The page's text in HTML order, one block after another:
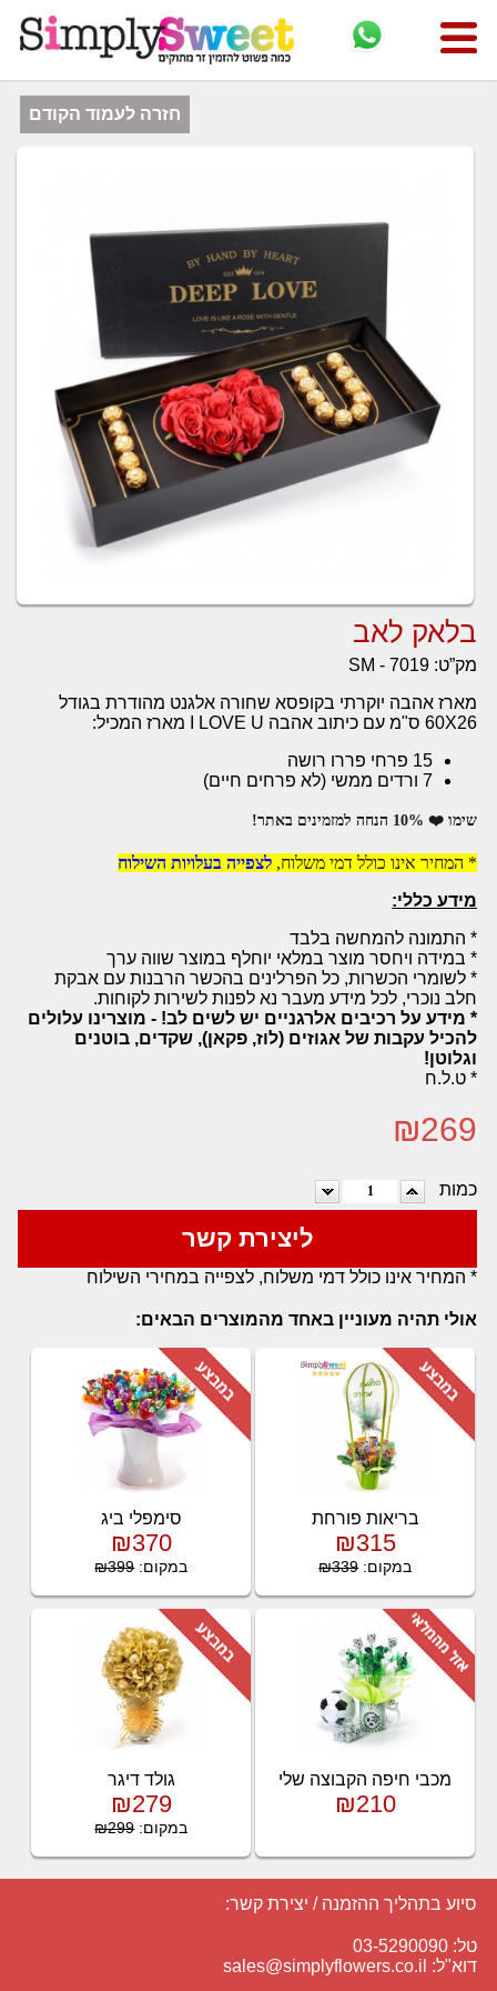
חזרה לעמוד הקודם
בלאק לאב
מק”ט: SM - 7019
מארז אהבה יוקרתי בקופסא שחורה אלגנט מהודרת בגודל
60X26 ס"מ עם כיתוב אהבה I LOVE U מארז המכיל:
15 פרחי פררו רושה
7 ורדים ממשי (לא פרחים חיים)
שימו ❤️ 10% הנחה למזמינים באתר!
* המחיר אינו כולל דמי משלוח, לצפייה בעלויות השילוח
מידע כללי:
* התמונה להמחשה בלבד
* במידה ויחסר מוצר במלאי יוחלף במוצר שווה ערך
* לשומרי הכשרות, כל הפרלינים בהכשר הרבנות עם אבקת
חלב נוכרי, לכל מידע מעבר נא לפנות לשירות לקוחות.
* מידע על רכיבים אלרגניים יש לשים לב! - מוצרינו עלולים
להכיל עקבות של אגוזים (לוז, פקאן), שקדים, בוטנים
וגלוטן!
* ט.ל.ח
₪269
כמות
ליצירת קשר
* המחיר אינו כולל דמי משלוח, לצפייה במחירי השילוח
אולי תהיה מעוניין באחד מהמוצרים הבאים:
בריאות פורחת
₪315
במקום:₪339
סימפלי ביג
₪370
במקום:₪399
מכבי חיפה הקבוצה שלי
₪210
גולד דיגר
₪279
במקום:₪299
סיוע בתהליך ההזמנה / יצירת קשר:
טל: 03-5290090
דוא"ל: sales@simplyflowers.co.il